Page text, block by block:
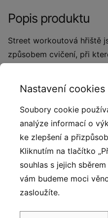
Popis produktu
Street workoutová hřiště
způsobem cvičení, při
které workout umožňuje,
ale i duševní pohodě.
možnosti a různé úrovně
nejen pro sportovce, ale i
seniory. Konstrukce je
je chráněna proti korozi
lakováním. Všechny
certifikované a splňují
Nastavení cookies
Soubory cookie
analýze informací o
ke zlepšení a
Kliknutím na tlačítko
souhlas s jejich
vám budeme moci
zasloužíte.